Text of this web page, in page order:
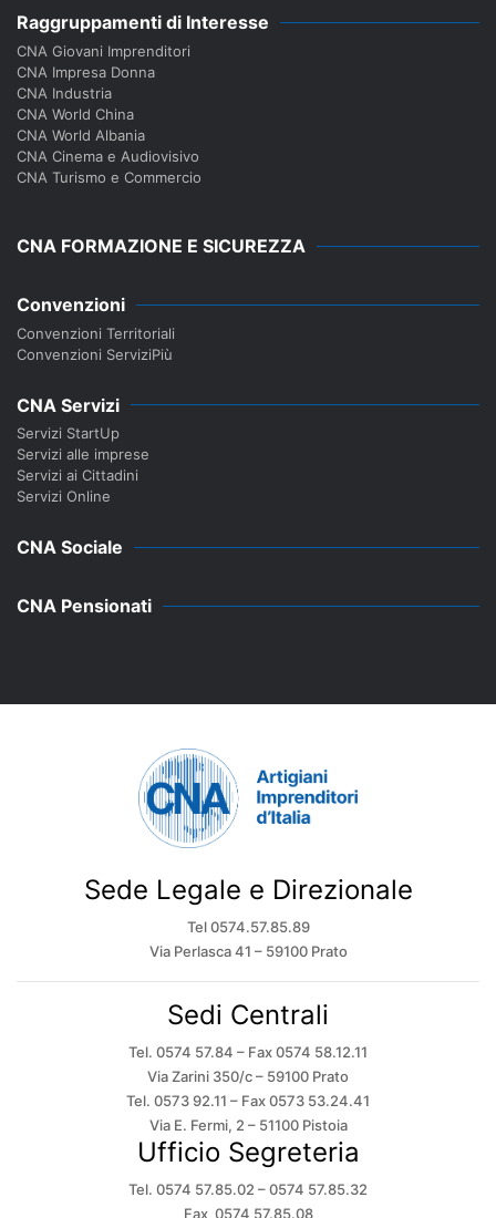
Raggruppamenti di Interesse
CNA Giovani Imprenditori
CNA Impresa Donna
CNA Industria
CNA World China
CNA World Albania
CNA Cinema e Audiovisivo
CNA Turismo e Commercio
CNA FORMAZIONE E SICUREZZA
Convenzioni
Convenzioni Territoriali
Convenzioni ServiziPiù
CNA Servizi
Servizi StartUp
Servizi alle imprese
Servizi ai Cittadini
Servizi Online
CNA Sociale
CNA Pensionati
Sede Legale e Direzionale
Tel 0574.57.85.89
Via Perlasca 41 – 59100 Prato
Sedi Centrali
Tel. 0574 57.84 – Fax 0574 58.12.11
Via Zarini 350/c – 59100 Prato
Tel. 0573 92.11 – Fax 0573 53.24.41
Via E. Fermi, 2 – 51100 Pistoia
Ufficio Segreteria
Tel. 0574 57.85.02 – 0574 57.85.32
Fax 0574 57.85.08